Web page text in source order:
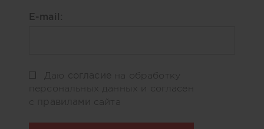
E-mail:
Даю
на обработку
персональных данных и согласен
с
сайта